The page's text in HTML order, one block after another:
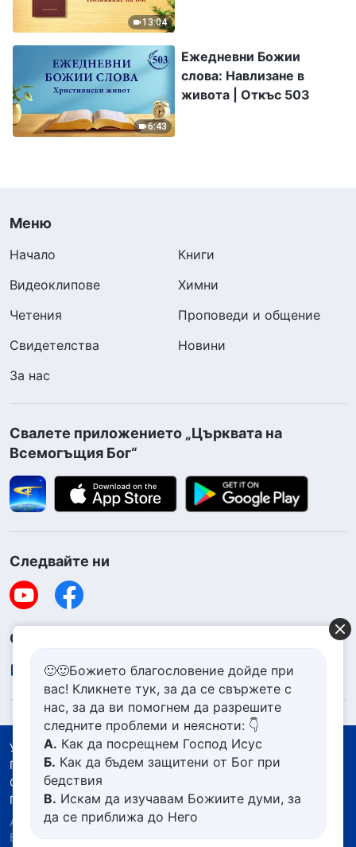
13:04
6:43
Ежедневни Божии
слова: Навлизане в
живота | Откъс 503
Меню
Начало
Книги
Видеоклипове
Химни
Четения
Проповеди и общение
Свидетелства
Новини
За нас
Свалете приложението „Църквата на
Всемогъщия Бог“
Следвайте ни
Свържете се с нас
contact.bg@godfootsteps.org
Условия за ползване
Политика за поверителност
Със съдействието на
Политика за бисквитките
Авторско право © 2026 Църквата на Всемогъщия
Бог.
🙂🙂Божието благословение дойде при
вас! Кликнете тук, за да се свържете с
нас, за да ви помогнем да разрешите
следните проблеми и неясноти: 👇
А. Как да посрещнем Господ Исус
Б. Как да бъдем защитени от Бог при
бедствия
В. Искам да изучавам Божиите думи, за
да се приближа до Него